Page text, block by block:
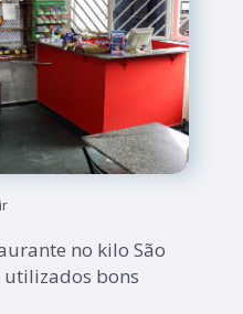
no kilo São
utilizados bons